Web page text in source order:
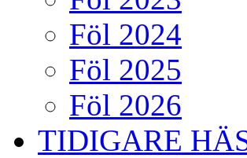
Föl 2024
Föl 2025
Föl 2026
TIDIGARE